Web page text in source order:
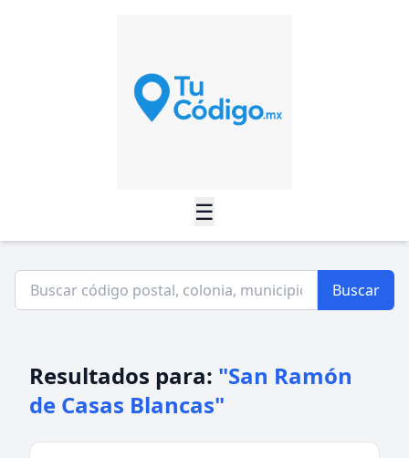
☰
Buscar
Resultados para: "San Ramón
de Casas Blancas"